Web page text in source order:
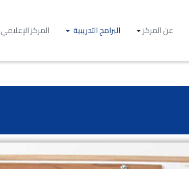
عن المركز البرامج التدريبية المركز الإعلامي